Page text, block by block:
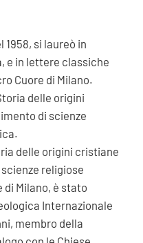
1958, si laureò in
e in lettere classiche
Cuore di Milano.
delle origini
di scienze
delle origini cristiane
religiose
di Milano, è stato
Internazionale
membro della